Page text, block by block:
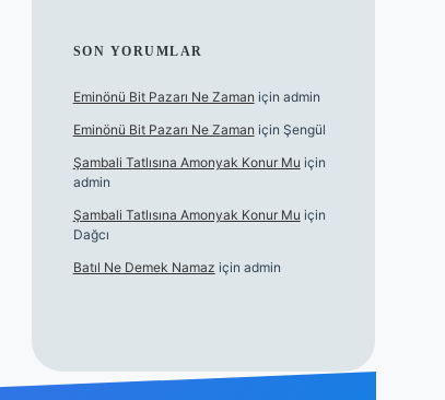
SON YORUMLAR
Eminönü Bit Pazarı Ne Zaman için admin
Eminönü Bit Pazarı Ne Zaman için Şengül
Şambali Tatlısına Amonyak Konur Mu için
admin
Şambali Tatlısına Amonyak Konur Mu için
Dağcı
Batıl Ne Demek Namaz için admin